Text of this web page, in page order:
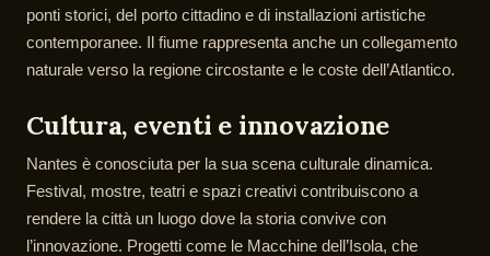
ponti storici, del porto cittadino e di installazioni artistiche
contemporanee. Il fiume rappresenta anche un collegamento
naturale verso la regione circostante e le coste dell’Atlantico.
Cultura, eventi e innovazione
Nantes è conosciuta per la sua scena culturale dinamica.
Festival, mostre, teatri e spazi creativi contribuiscono a
rendere la città un luogo dove la storia convive con
l’innovazione. Progetti come le Macchine dell’Isola, che